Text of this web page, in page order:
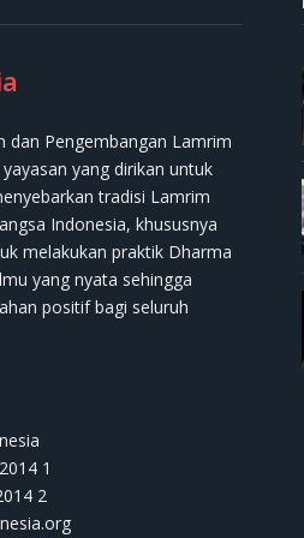
dan Pengembangan Lamrim
yang dirikan untuk
tradisi Lamrim
Indonesia, khususnya
melakukan praktik Dharma
yang nyata sehingga
positif bagi seluruh
1
2